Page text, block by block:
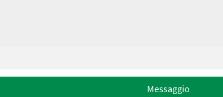
Messaggio